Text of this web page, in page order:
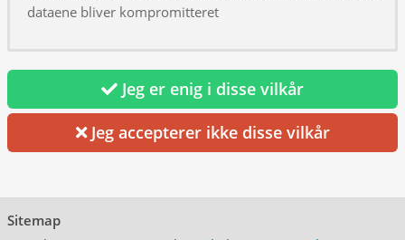
dataene bliver kompromitteret
Jeg er enig i disse vilkår
Jeg accepterer ikke disse vilkår
Sitemap